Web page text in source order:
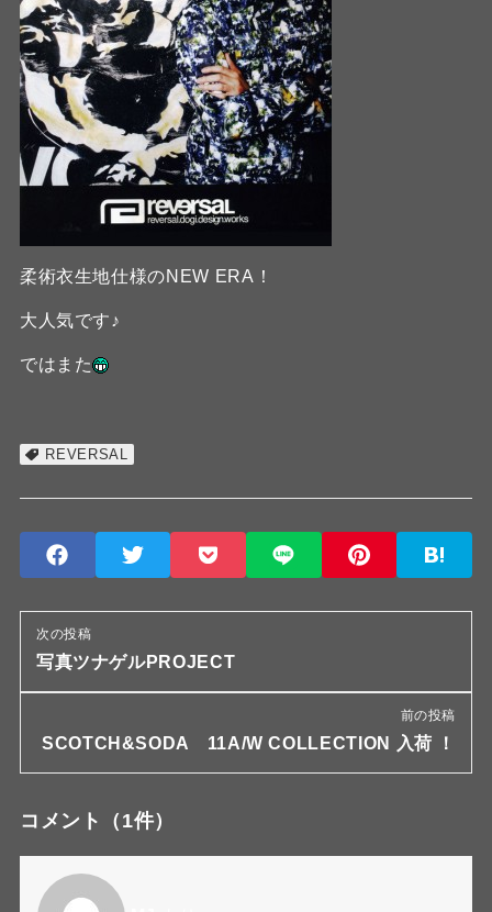
柔術衣生地仕様のNEW ERA！
大人気です♪
ではまた
REVERSAL
次の投稿
写真ツナゲルPROJECT
前の投稿
SCOTCH&SODA 11A/W COLLECTION 入荷 ！
コメント （1件）